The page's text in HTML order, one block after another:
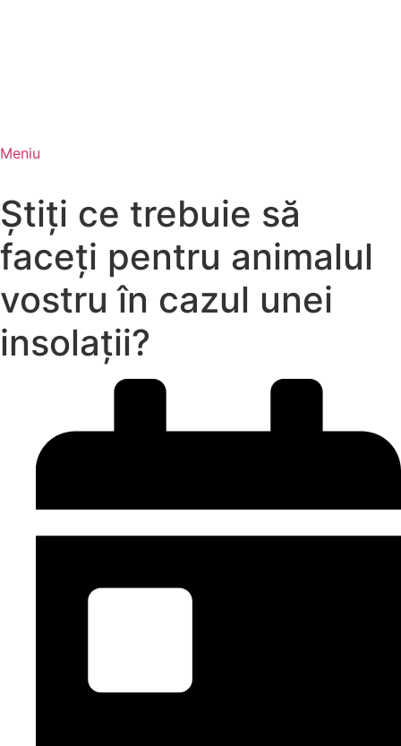
Meniu
Știți ce trebuie să
faceți pentru animalul
vostru în cazul unei
insolații?